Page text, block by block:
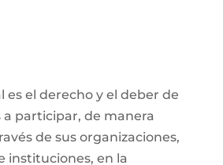
es el derecho y el deber de
a participar, de manera
de sus organizaciones,
instituciones, en la